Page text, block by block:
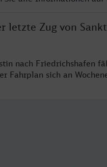
letzte Zug von
nach Friedrichshafen
Fahrplan sich an